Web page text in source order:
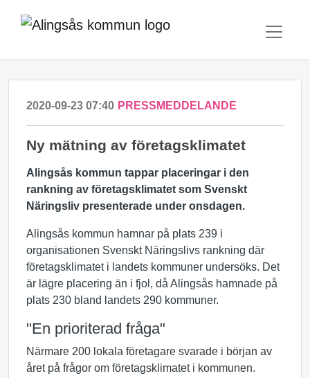
2020-09-23 07:40 PRESSMEDDELANDE
Ny mätning av företagsklimatet
Alingsås kommun tappar placeringar i den
rankning av företagsklimatet som Svenskt
Näringsliv presenterade under onsdagen.
Alingsås kommun hamnar på plats 239 i
organisationen Svenskt Näringslivs rankning där
företagsklimatet i landets kommuner undersöks. Det
är lägre placering än i fjol, då Alingsås hamnade på
plats 230 bland landets 290 kommuner.
"En prioriterad fråga"
Närmare 200 lokala företagare svarade i början av
året på frågor om företagsklimatet i kommunen.